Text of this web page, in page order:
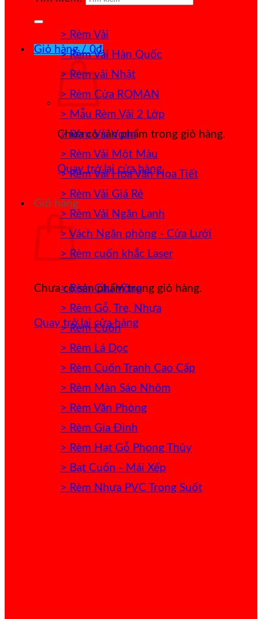
Giỏ hàng /0₫
Chưa có sản phẩm trong giỏ hàng.
Quay trở lại cửa hàng
Giỏ hàng
Chưa có sản phẩm trong giỏ hàng.
Quay trở lại cửa hàng
> Rèm Vải
> Rèm Vải Hàn Quốc
> Rèm vải Nhật
> Rèm Cửa ROMAN
> Mẫu Rèm Vải 2 Lớp
> Rèm Vải Voan
> Rèm Vải Một Màu
> Rèm Vải Hoa Văn Họa Tiết
> Rèm Vải Giá Rẻ
> Rèm Vải Ngăn Lạnh
> Vách Ngăn phòng - Cửa Lưới
> Rèm cuốn khắc Laser
> Rèm Cầu Vồng
> Rèm Gỗ, Tre, Nhựa
> Rèm Cuốn
> Rèm Lá Dọc
> Rèm Cuốn Tranh Cao Cấp
> Rèm Màn Sáo Nhôm
> Rèm Văn Phòng
> Rèm Gia Đình
> Rèm Hạt Gỗ Phong Thủy
> Bạt Cuốn - Mái Xếp
> Rèm Nhựa PVC Trong Suốt